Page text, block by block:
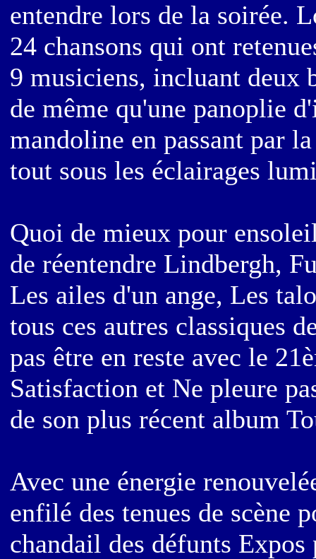
entendre lors de la soirée.
24 chansons qui ont
9 musiciens, incluant deux
de même qu'une panoplie
mandoline en passant par
tout sous les éclairages
Quoi de mieux pour
de réentendre Lindbergh,
Les ailes d'un ange, Les
tous ces autres classiques
pas être en reste avec le
Satisfaction et Ne pleure
de son plus récent album
Avec une énergie
enfilé des tenues de scène
chandail des défunts